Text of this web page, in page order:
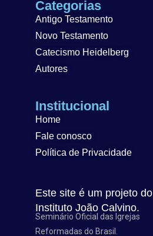
Categorias
Antigo Testamento
Novo Testamento
Catecismo Heidelberg
Autores
Institucional
Home
Fale conosco
Política de Privacidade
Este site é um projeto do
Instituto João Calvino.
Seminário Oficial das Igrejas
Reformadas do Brasil.